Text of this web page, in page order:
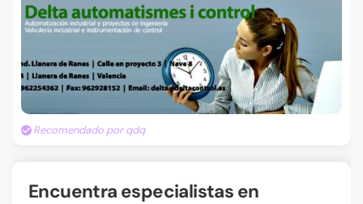
Recomendado por qdq
Encuentra especialistas en